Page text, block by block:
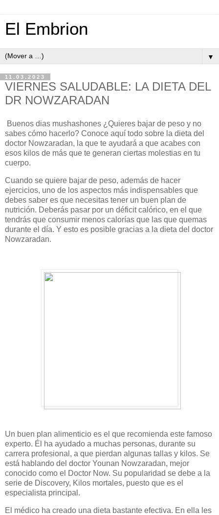
El Embrion
▼
11.03.2023
VIERNES SALUDABLE: LA DIETA DEL
DR NOWZARADAN
Buenos dias mushashones ¿Quieres bajar de peso y no
sabes cómo hacerlo? Conoce aquí todo sobre la dieta del
doctor Nowzaradan, la que te ayudará a que acabes con
esos kilos de más que te generan ciertas molestias en tu
cuerpo.
Cuando se quiere bajar de peso, además de hacer
ejercicios, uno de los aspectos más indispensables que
debes saber es que necesitas tener un buen plan de
nutrición. Deberás pasar por un déficit calórico, en el que
tendrás que consumir menos calorías que las que quemas
durante el día. Y esto es posible gracias a la dieta del doctor
Nowzaradan.
Un buen plan alimenticio es el que recomienda este famoso
experto. Él ha ayudado a muchas personas, durante su
carrera profesional, a que pierdan algunas tallas y kilos. Se
está hablando del doctor Younan Nowzaradan, mejor
conocido como el Doctor Now. Su popularidad se debe a la
serie de Discovery, Kilos mortales, puesto que es el
especialista principal.
El médico ha creado una dieta bastante efectiva. En ella les